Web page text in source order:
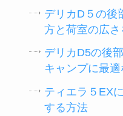
デリカD５の後
方と荷室の広さ
デリカD5の後
キャンプに最
ティエラ５EX
する方法